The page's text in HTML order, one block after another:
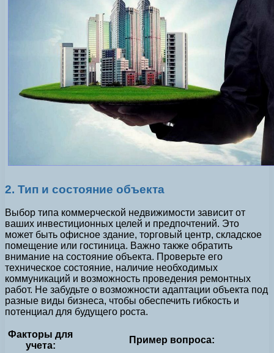
2. Тип и состояние объекта
Выбор типа коммерческой недвижимости зависит от
ваших инвестиционных целей и предпочтений. Это
может быть офисное здание, торговый центр, складское
помещение или гостиница. Важно также обратить
внимание на состояние объекта. Проверьте его
техническое состояние, наличие необходимых
коммуникаций и возможность проведения ремонтных
работ. Не забудьте о возможности адаптации объекта под
разные виды бизнеса, чтобы обеспечить гибкость и
потенциал для будущего роста.
Факторы для
учета:
Пример вопроса: